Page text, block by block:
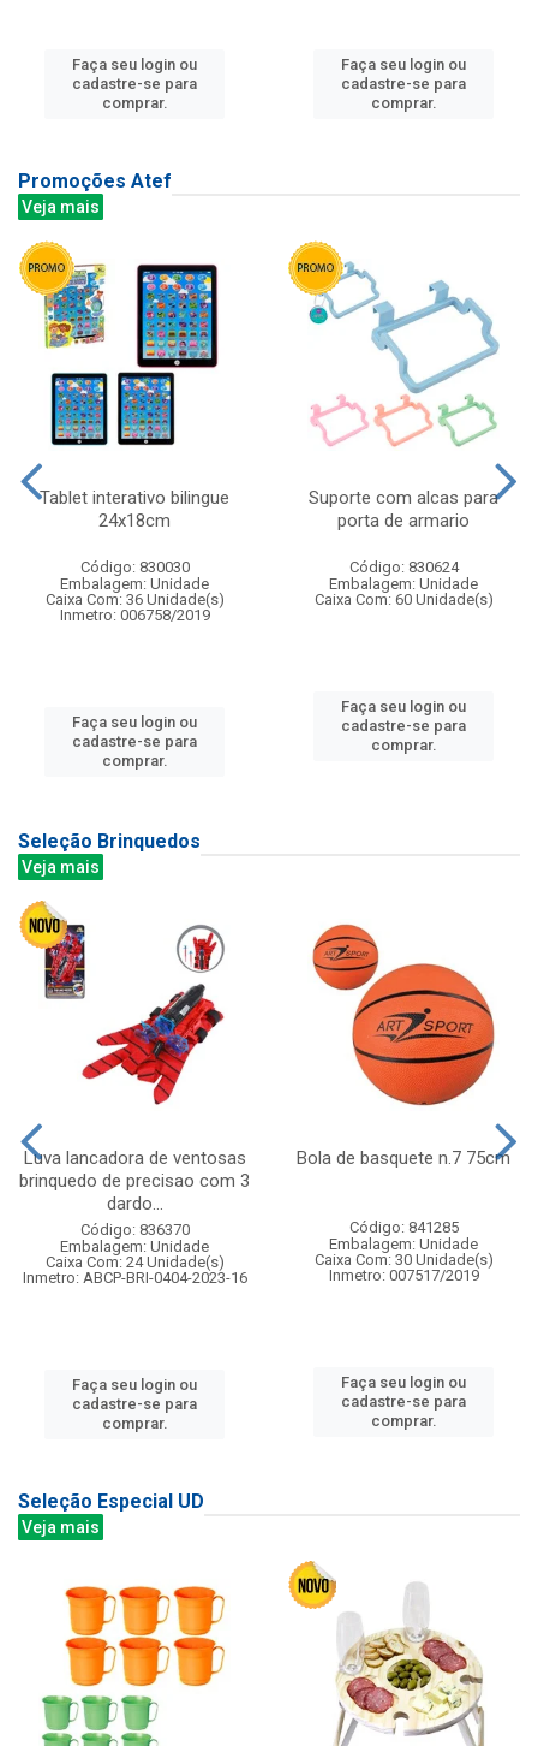
Faça seu login ou
cadastre-se para
comprar.
Faça seu login ou
cadastre-se para
comprar.
Promoções Atef
Veja mais
Tablet interativo bilingue
24x18cm
Código: 830030
Embalagem: Unidade
Caixa Com: 36 Unidade(s)
Inmetro: 006758/2019
Faça seu login ou
cadastre-se para
comprar.
Suporte com alcas para
porta de armario
Código: 830624
Embalagem: Unidade
Caixa Com: 60 Unidade(s)
Faça seu login ou
cadastre-se para
comprar.
Seleção Brinquedos
Veja mais
Luva lancadora de ventosas
brinquedo de precisao com 3
dardo...
Código: 836370
Embalagem: Unidade
Caixa Com: 24 Unidade(s)
Inmetro: ABCP-BRI-0404-2023-16
Faça seu login ou
cadastre-se para
comprar.
Bola de basquete n.7 75cm
Código: 841285
Embalagem: Unidade
Caixa Com: 30 Unidade(s)
Inmetro: 007517/2019
Faça seu login ou
cadastre-se para
comprar.
Seleção Especial UD
Veja mais